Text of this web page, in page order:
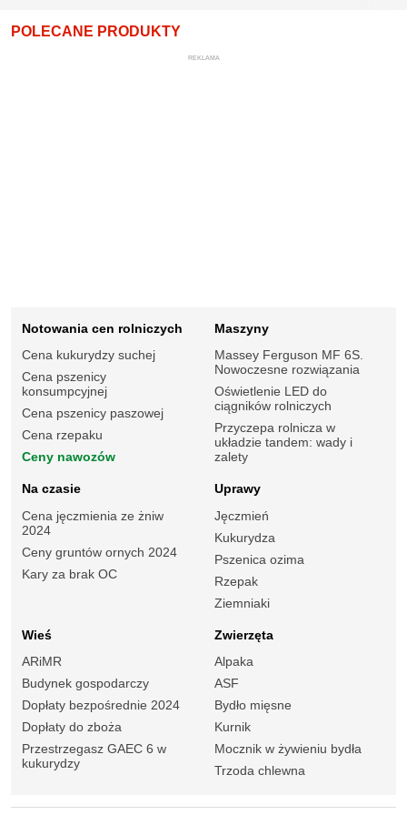
POLECANE PRODUKTY
REKLAMA
Notowania cen rolniczych
Cena kukurydzy suchej
Cena pszenicy
konsumpcyjnej
Cena pszenicy paszowej
Cena rzepaku
Ceny nawozów
Maszyny
Massey Ferguson MF 6S.
Nowoczesne rozwiązania
Oświetlenie LED do
ciągników rolniczych
Przyczepa rolnicza w
układzie tandem: wady i
zalety
Na czasie
Cena jęczmienia ze żniw
2024
Ceny gruntów ornych 2024
Kary za brak OC
Uprawy
Jęczmień
Kukurydza
Pszenica ozima
Rzepak
Ziemniaki
Wieś
ARiMR
Budynek gospodarczy
Dopłaty bezpośrednie 2024
Dopłaty do zboża
Przestrzegasz GAEC 6 w
kukurydzy
Zwierzęta
Alpaka
ASF
Bydło mięsne
Kurnik
Mocznik w żywieniu bydła
Trzoda chlewna